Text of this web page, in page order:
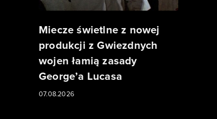
Miecze świetlne z nowej
produkcji z Gwiezdnych
wojen łamią zasady
George’a Lucasa
07.08.2026